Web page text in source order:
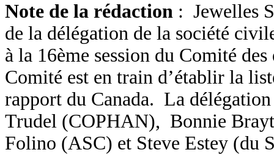
Note de la rédaction : Jewelles
de la délégation de la société
à la 16ème session du Comité
Comité est en train d’établir la
rapport du Canada. La
Trudel (COPHAN), Bonnie
Folino (ASC) et Steve Estey (du